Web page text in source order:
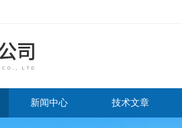
新闻中心 技术文章